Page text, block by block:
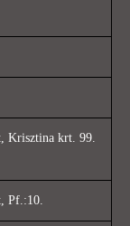
Krisztina krt. 99.
Pf.:10.